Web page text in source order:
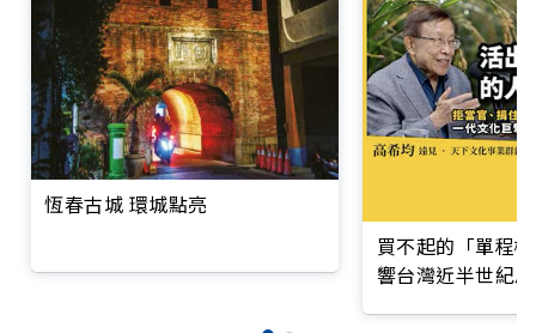
恆春古城 環城點亮
買不起的「單程
響台灣近半世紀